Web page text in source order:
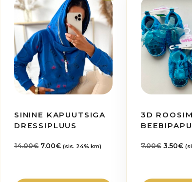
SININE KAPUUTSIGA
DRESSIPLUUS
14.00€ Algne
7.00€Praegune
(sis. 24% km)
3D
7.00€ Algne
3.50€
tootel
on
mitu
varianti.
Valikuid
teha